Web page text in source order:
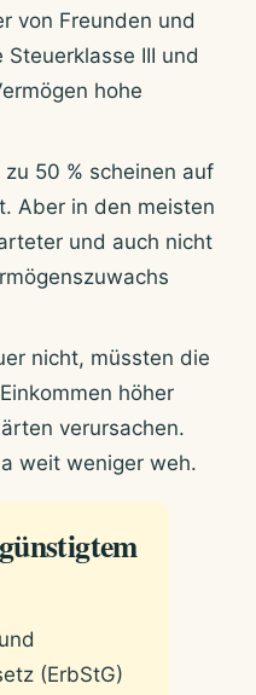
von Freunden und
III und
hohe
50 % scheinen auf
Aber in den meisten
und auch nicht
nicht, müssten die
höher
verursachen.
weit weniger weh.
(ErbStG)